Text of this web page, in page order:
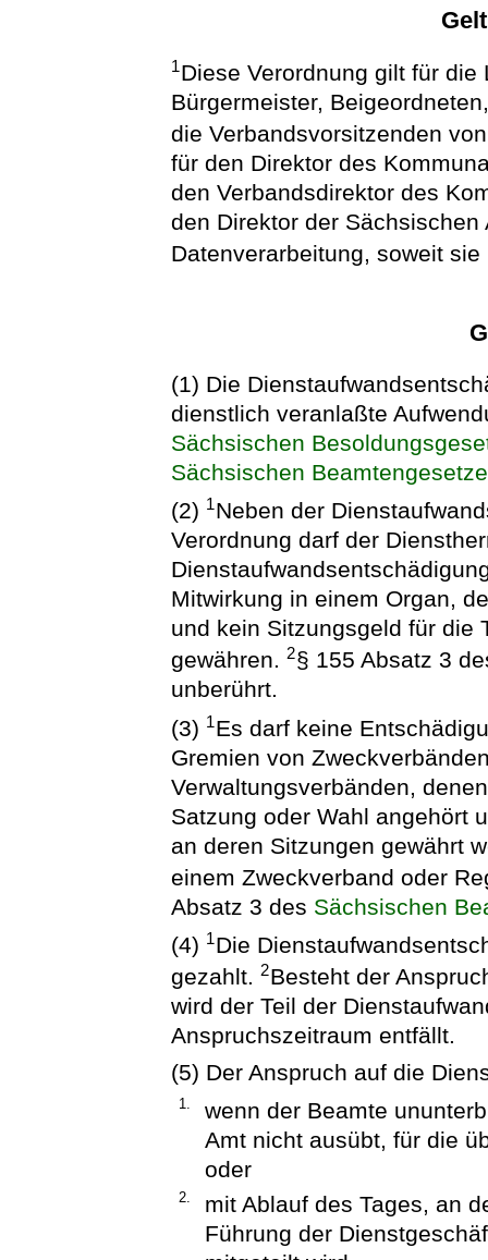
1Diese Verordnung gilt für
Bürgermeister,
die Verbandsvorsitzenden
für den Direktor des
den Verbandsdirektor des
den Direktor der
Datenverarbeitung, soweit
(1) Die
dienstlich veranlaßte
Sächsischen
Sächsischen
(2) 1Neben der
Verordnung darf der
Mitwirkung in einem Organ,
und kein Sitzungsgeld für die
gewähren.2§ 155 Absatz 3
unberührt.
(3) 1Es darf keine
Gremien von
Verwaltungsverbänden,
Satzung oder Wahl angehört
an deren Sitzungen gewährt
einem Zweckverband oder
Absatz 3 des Sächsischen
(4) 1Die
gezahlt.2Besteht der
wird der Teil der
Anspruchszeitraum entfällt.
(5) Der Anspruch auf die
1.
wenn der Beamte
Amt nicht ausübt, für die
oder
2.
mit Ablauf des Tages, an
Führung der